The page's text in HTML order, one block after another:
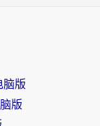
脑版
版